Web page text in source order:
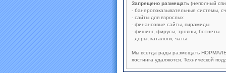
Запрещено размещать (неполный
- банеропоказывательные системы,
- сайты для взрослых
- финансовые сайты, пирамиды
- фишинг, фирусы, трояны, ботнеты
- доры, каталоги, чаты
Мы всегда рады размещать
хостинга удаляются. Технической